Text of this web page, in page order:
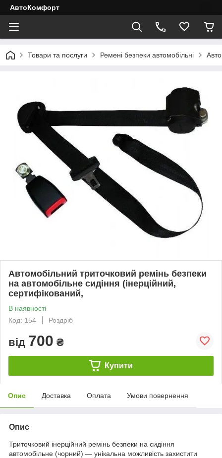
АвтоКомфорт
Товари та послуги Ремені безпеки автомобільні
Автомобільний триточковий ремінь безпеки
на автомобільне сидіння (інерційний,
сертифікований,
В наявності
Код: 154
Роздріб
від 700 ₴
Купити
Опис Доставка Оплата Умови повернення
Опис
Триточковий інерційний ремінь безпеки на сидіння
автомобільне (чорний) — унікальна можливість захистити